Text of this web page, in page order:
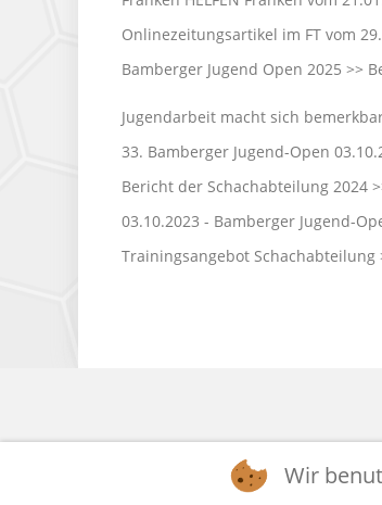
Onlinezeitungsartikel im FT vom
Bamberger Jugend Open 2025 >>
Jugendarbeit macht sich
33. Bamberger Jugend-Open
Bericht der Schachabteilung 2024
03.10.2023 - Bamberger Jugend-
Trainingsangebot Schachabteilung
Wir